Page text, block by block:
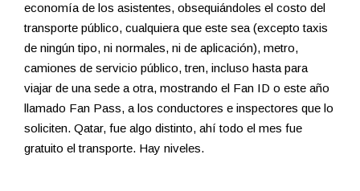
economía de los asistentes, obsequiándoles el costo del
transporte público, cualquiera que este sea (excepto taxis
de ningún tipo, ni normales, ni de aplicación), metro,
camiones de servicio público, tren, incluso hasta para
viajar de una sede a otra, mostrando el Fan ID o este año
llamado Fan Pass, a los conductores e inspectores que lo
soliciten. Qatar, fue algo distinto, ahí todo el mes fue
gratuito el transporte. Hay niveles.